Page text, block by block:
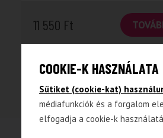
11 550 Ft
COOKIE-K HASZNÁLATA
Sütiket (cookie-kat)
médiafunkciók és a forgalom
elfogadja a cookie-k